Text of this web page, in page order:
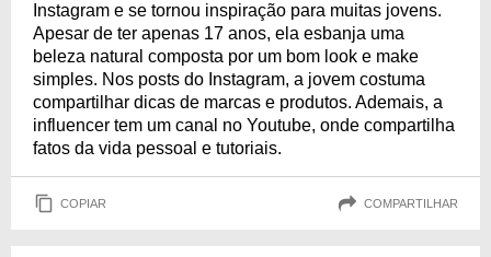
Instagram e se tornou inspiração para muitas jovens.
Apesar de ter apenas 17 anos, ela esbanja uma
beleza natural composta por um bom look e make
simples. Nos posts do Instagram, a jovem costuma
compartilhar dicas de marcas e produtos. Ademais, a
influencer tem um canal no Youtube, onde compartilha
fatos da vida pessoal e tutoriais.
COPIAR COMPARTILHAR